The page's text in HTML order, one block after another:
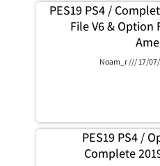
PES19 PS4 /
File V6 & Option
Noam_r 17/
PES19 PS4 /
Complete